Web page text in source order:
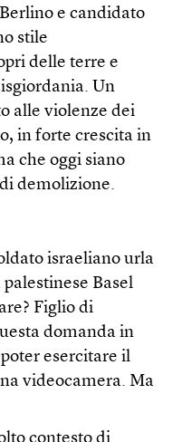
e candidato
stile
delle terre e
Un
alle violenze dei
in forte crescita in
che oggi siano
demolizione.
israeliano urla
Basel
Figlio di
domanda in
esercitare il
videocamera. Ma